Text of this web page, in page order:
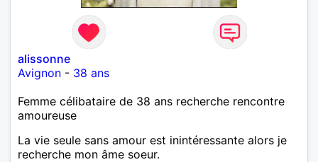
alissonne
Avignon - 38 ans
Femme célibataire de 38 ans recherche rencontre
amoureuse
La vie seule sans amour est inintéressante alors je
recherche mon âme soeur.